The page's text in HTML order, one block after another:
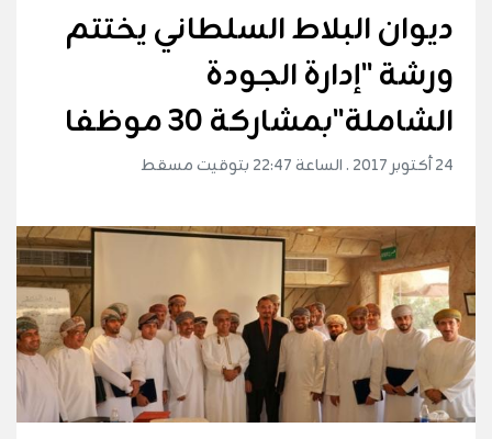
ديوان البلاط السلطاني يختتم
ورشة "إدارة الجودة
الشاملة"بمشاركة 30 موظفا
24 أكتوبر 2017 . الساعة 22:47 بتوقيت مسقط